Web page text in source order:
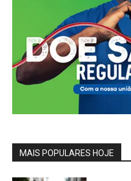
MAIS POPULARES HOJE